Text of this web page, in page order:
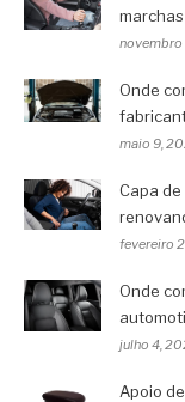
Onde
maio 9,
Capa
fevereiro
Onde
julho 4,
Apoio